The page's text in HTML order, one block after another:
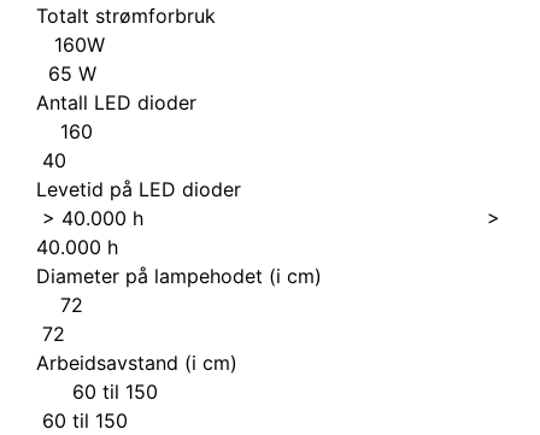
Totalt strømforbruk
160W
65 W
Antall LED dioder
160
40
Levetid på LED dioder
> 40.000 h >
40.000 h
Diameter på lampehodet (i cm)
72
72
Arbeidsavstand (i cm)
60 til 150
60 til 150